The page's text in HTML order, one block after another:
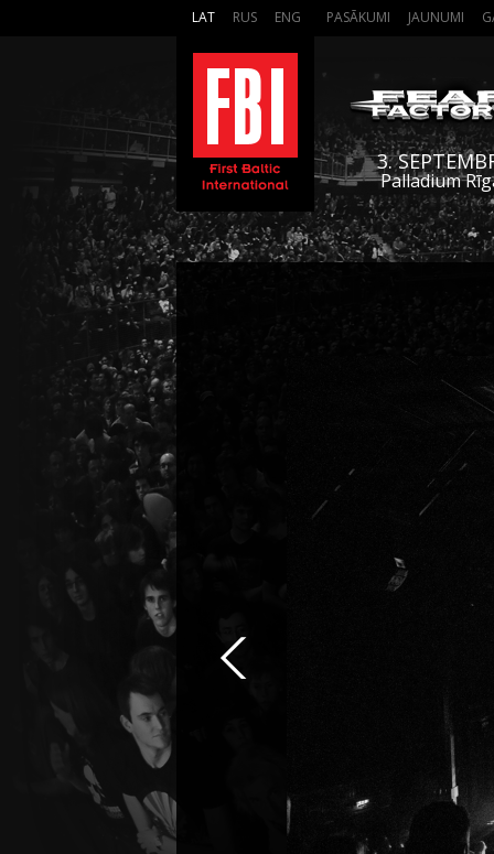
LAT RUS ENG PASĀKUMI JAUNUMI
3.
Palladium